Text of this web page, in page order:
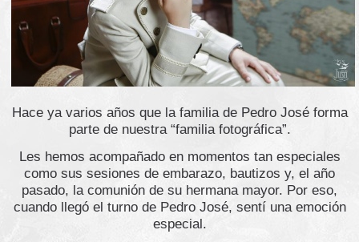
Hace ya varios años que la familia de Pedro José forma
parte de nuestra “familia fotográfica”.
Les hemos acompañado en momentos tan especiales
como sus sesiones de embarazo, bautizos y, el año
pasado, la comunión de su hermana mayor. Por eso,
cuando llegó el turno de Pedro José, sentí una emoción
especial.